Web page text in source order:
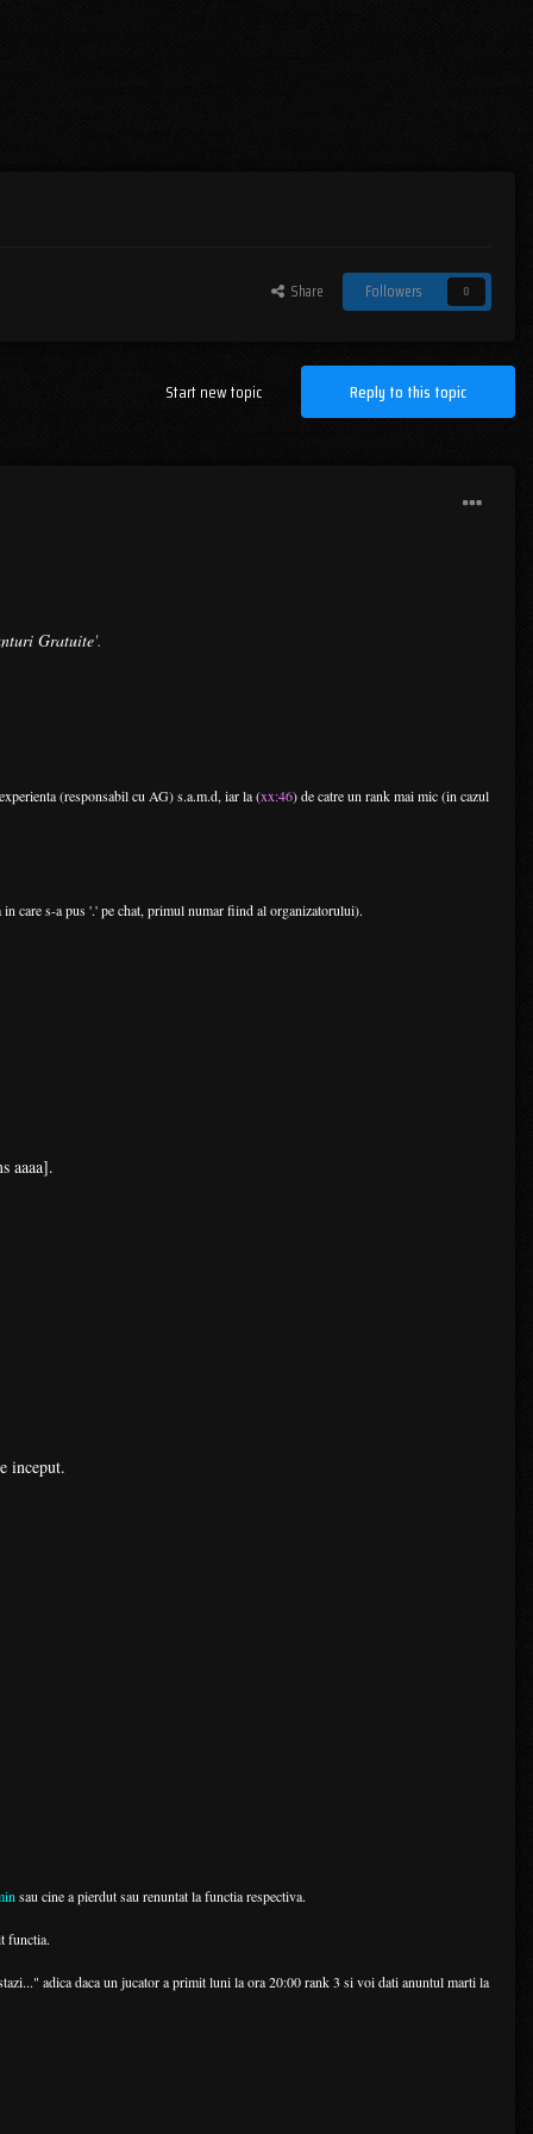
Share Followers 0
Reply to this topic
Start new topic
Gratuite'.
(responsabil cu AG) s.a.m.d, iar la (xx:46) de catre un rank mai mic (in cazul
care s-a pus '.' pe chat, primul numar fiind al organizatorului).
aaaa].​
inceput.
sau cine a pierdut sau renuntat la functia respectiva.
functia.
adica daca un jucator a primit luni la ora 20:00 rank 3 si voi dati anuntul marti la